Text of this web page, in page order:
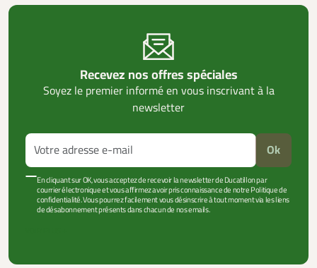
Recevez nos offres spéciales
Soyez le premier informé en vous inscrivant à la
newsletter
Ok
En cliquant sur OK, vous acceptez de recevoir la newsletter de Ducatillon par
courrier électronique et vous affirmez avoir pris connaissance de notre Politique de
confidentialité. Vous pourrez facilement vous désinscrire à tout moment via les liens
de désabonnement présents dans chacun de nos emails.